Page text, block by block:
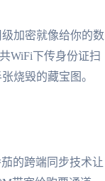
加密就像给你的数
WiFi下传身份证扫
烧毁的藏宝图。
的跨端同步技术让